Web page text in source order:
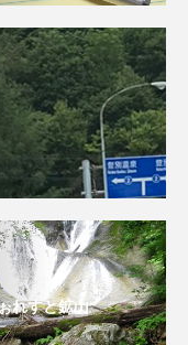
れすと鉱山